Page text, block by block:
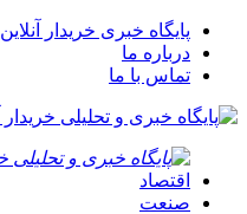
پایگاه خبری خریدار آنلاین
درباره ما
تماس با ما
اقتصاد
صنعت